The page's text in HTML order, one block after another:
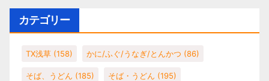
カテゴリー
TX浅草 (158) かに/ふぐ/うなぎ/とんかつ (86)
そば、うどん (185) そば・うどん (195)